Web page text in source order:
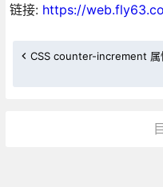
链接: https://
CSS counter-increment 属